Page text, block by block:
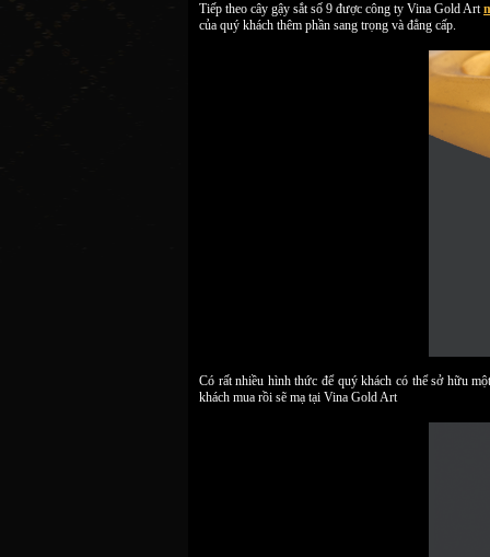
Tiếp theo cây gậy sắt số 9 được công ty Vina Gold Art
của quý khách thêm phần sang trọng và đẳng cấp.
Có rất nhiều hình thức để quý khách có thể sở hữu
khách mua rồi sẽ mạ tại Vina Gold Art